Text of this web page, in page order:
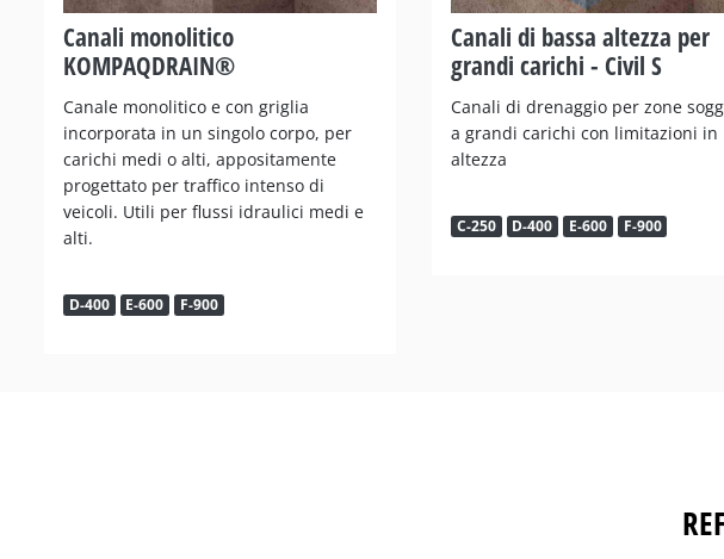
Canali monolitico
KOMPAQDRAIN®
Canale monolitico e con griglia
incorporata in un singolo corpo, per
carichi medi o alti, appositamente
progettato per traffico intenso di
veicoli. Utili per flussi idraulici medi e
alti.
D-400 E-600 F-900
Canali di bassa altezza per
grandi carichi - Civil S
Canali di drenaggio per zone
a grandi carichi con limitazioni in
altezza
C-250 D-400 E-600 F-900